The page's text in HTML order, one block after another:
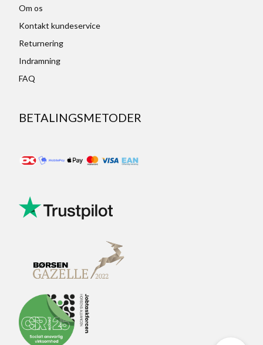
Om os
Kontakt kundeservice
Returnering
Indramning
FAQ
BETALINGSMETODER